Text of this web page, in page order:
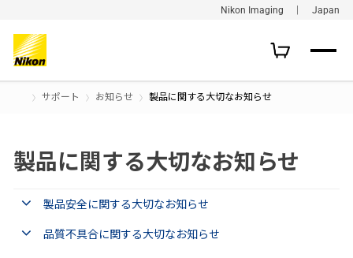
Nikon Imaging ｜ Japan
サポート お知らせ 製品に関する大切なお知らせ
製品に関する大切なお知らせ
製品安全に関する大切なお知らせ
品質不具合に関する大切なお知らせ